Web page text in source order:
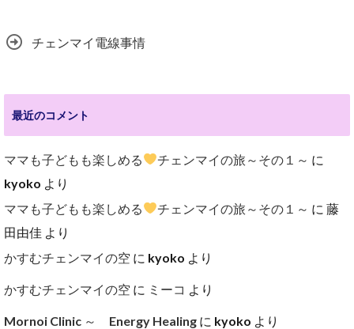
チェンマイ電線事情
最近のコメント
ママも子どもも楽しめる チェンマイの旅～その１～ に
kyoko より
ママも子どもも楽しめる
チェンマイの旅～その１～ に藤
田由佳 より
かすむチェンマイの空 に kyoko より
かすむチェンマイの空 に ミーコ より
Mornoi Clinic ～ Energy Healing に kyoko より